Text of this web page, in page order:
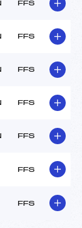
FFS
FFS
FFS
FFS
FFS
FFS
FFS